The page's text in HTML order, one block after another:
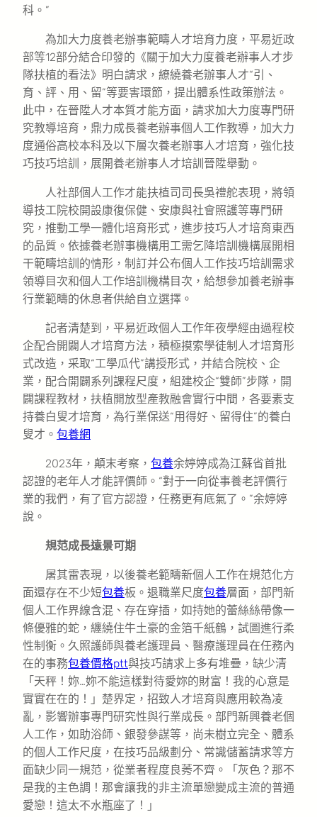
科。”
為加大力度養老辦事範疇人才培育力度，平易近政
部等12部分結合印發的《關于加大力度養老辦事人才步
隊扶植的看法》明白請求，繚繞養老辦事人才“引、
育、評、用、留”等要害環節，提出體系性政策辦法。
此中，在晉陞人才本質才能方面，請求加大力度專門研
究教導培育，鼎力成長養老辦事個人工作教導，加大力
度通俗高校本科及以下層次養老辦事人才培育，強化技
巧技巧培訓，展開養老辦事人才培訓晉陞舉動。
人社部個人工作才能扶植司司長吳禮舵表現，將領
導技工院校開設康復保健、安康與社會照護等專門研
究，推動工學一體化培育形式，進步技巧人才培育東西
的品質。依據養老辦事機構用工需乞降培訓機構展開相
干範疇培訓的情形，制訂并公布個人工作技巧培訓需求
領導目次和個人工作培訓機構目次，給想參加養老辦事
行業範疇的休息者供給自立選擇。
記者清楚到，平易近政個人工作年夜學經由過程校
企配合開闢人才培育方法，積極摸索學徒制人才培育形
式改造，采取“工學瓜代”講授形式，并結合院校、企
業，配合開闢系列課程尺度，組建校企“雙師”步隊，開
闢課程教材，扶植開放型產教融會實行中間，各要素支
持養白叟才培育，為行業保送“用得好、留得住”的養白
叟才。 包養網
2023年，顛末考察， 包養余婷婷成為江蘇省首批
認證的老年人才能評價師。“對于一向從事養老評價行
業的我們，有了官方認證，任務更有底氣了。”余婷婷
說。
規范成長遠景可期
屠其雷表現，以後養老範疇新個人工作在規范化方
面還存在不少短包養板。退職業尺度包養層面，部門新
個人工作界線含混、存在穿插，如持她的蕾絲絲帶像一
條優雅的蛇，纏繞住牛土豪的金箔千紙鶴，試圖進行柔
性制衡。久照護師與養老護理員、醫療護理員在任務內
在的事務包養價格ptt與技巧請求上多有堆疊，缺少清
「天秤！妳…妳不能這樣對待愛妳的財富！我的心意是
實實在在的！」楚界定，招致人才培育與應用較為凌
亂，影響辦事專門研究性與行業成長。部門新興養老個
人工作，如助浴師、銀發參謀等，尚未樹立完全、體系
的個人工作尺度，在技巧品級劃分、常識儲蓄請求等方
面缺少同一規范，從業者程度良莠不齊。「灰色？那不
是我的主色調！那會讓我的非主流單戀變成主流的普通
愛戀！這太不水瓶座了！」